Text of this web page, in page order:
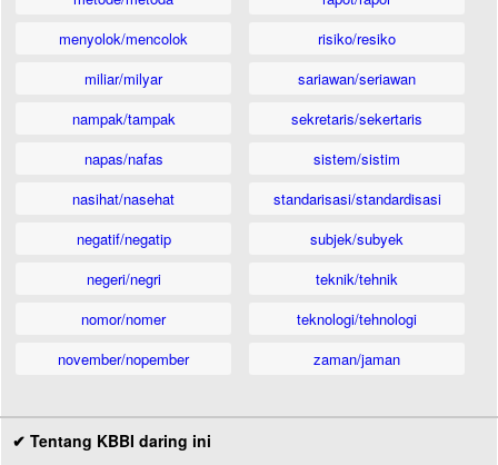
menyolok/mencolok
miliar/milyar
nampak/tampak
napas/nafas
nasihat/nasehat
negatif/negatip
negeri/negri
nomor/nomer
november/nopember
risiko/resiko
sariawan/seriawan
sekretaris/sekertaris
sistem/sistim
standarisasi/standardisasi
subjek/subyek
teknik/tehnik
teknologi/tehnologi
zaman/jaman
✔ Tentang KBBI daring ini